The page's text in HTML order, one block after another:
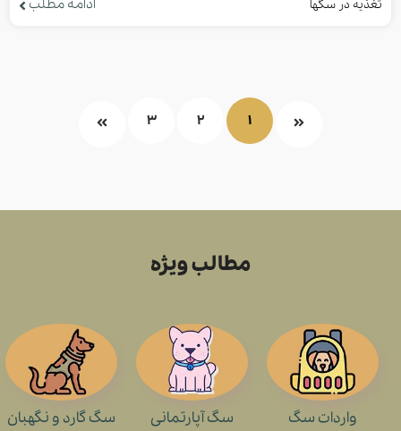
تغذیه در سگها
ادامه مطلب
1
2
3
مطالب ویژه
واردات سگ سگ آپارتمانی سگ گارد و نگهبان